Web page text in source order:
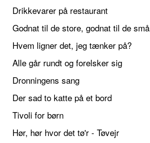
Drikkevarer på restaurant
Godnat til de store, godnat til de små
Hvem ligner det, jeg tænker på?
Alle går rundt og forelsker sig
Dronningens sang
Der sad to katte på et bord
Tivoli for børn
Hør, hør hvor det tø'r - Tøvejr